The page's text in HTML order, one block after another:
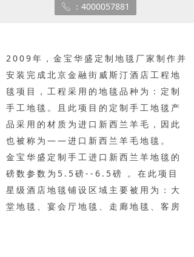
ꂅ ：4000057881
2009年，金宝华盛定制地毯厂家制作并
安装完成北京金融街威斯汀酒店工程地
毯项目，工程采用的地毯品种为：定制
手工地毯。且此项目的定制手工地毯产
品采用的材质为进口新西兰羊毛，因此
也被称为——进口新西兰羊毛地毯。
金宝华盛定制手工进口新西兰羊地毯的
磅数参数为5.5磅--6.5磅 。在此项目
星级酒店地毯铺设区域主要被用为：大
堂地毯、宴会厅地毯、走廊地毯、客房